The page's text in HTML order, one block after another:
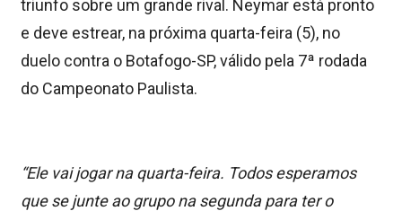
triunfo sobre um grande rival. Neymar está pronto
e deve estrear, na próxima quarta-feira (5), no
duelo contra o Botafogo-SP, válido pela 7ª rodada
do Campeonato Paulista.
“Ele vai jogar na quarta-feira. Todos esperamos
que se junte ao grupo na segunda para ter o